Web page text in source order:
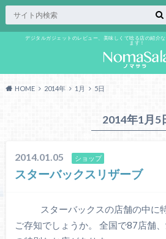
デジタルガジェットのレビュー、美味しくて唸る店の紹介
ます！
HOME 2014年 1月 5日
2014年1月5
2014.01.05 ショップ
スターバックスリザーブ
スターバックスの店舗の中に特
ご存知でしょうか。 全国で87店舗